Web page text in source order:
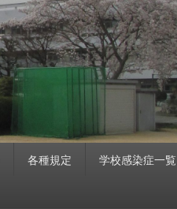
各種規定 学校感染症一覧